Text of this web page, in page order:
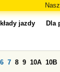
jazdy Dla
6 7 8 9 10A 10B